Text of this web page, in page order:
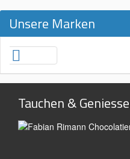
Unsere Marken
Tauchen &